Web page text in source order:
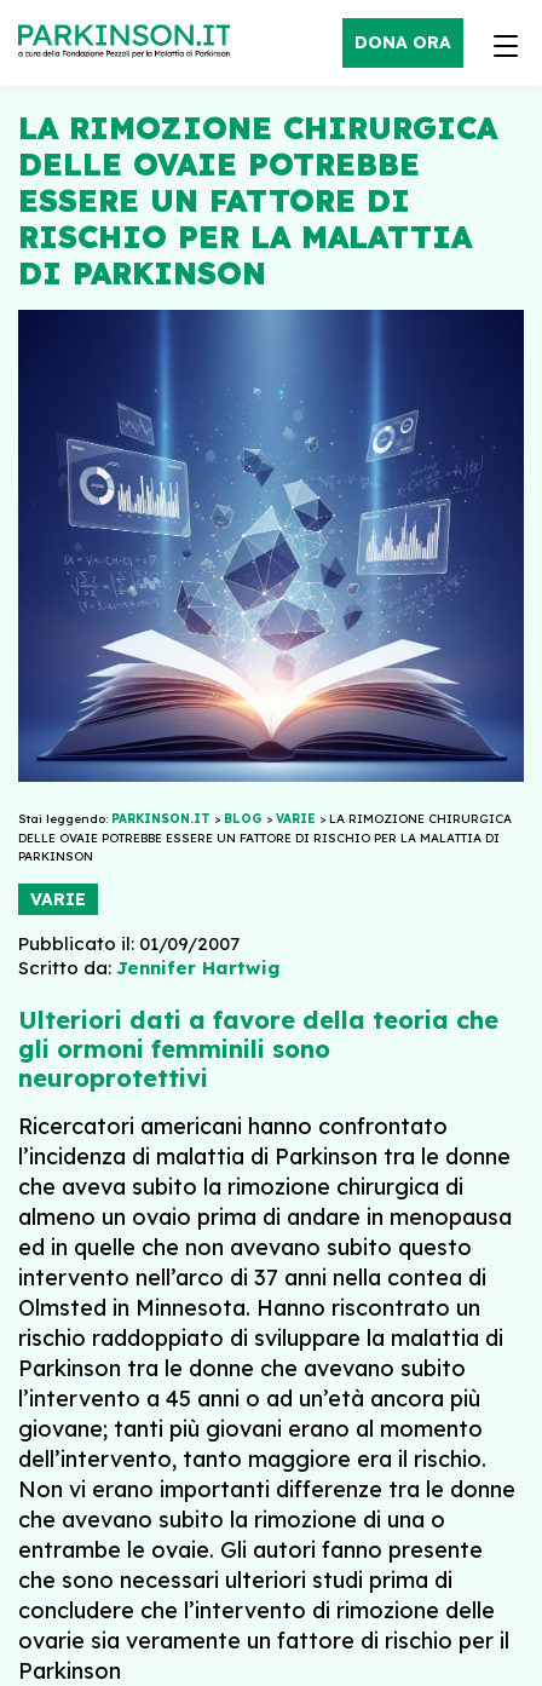
DONA ORA
LA RIMOZIONE CHIRURGICA
DELLE OVAIE POTREBBE
ESSERE UN FATTORE DI
RISCHIO PER LA MALATTIA
DI PARKINSON
Stai leggendo: PARKINSON.IT > BLOG > VARIE > LA RIMOZIONE CHIRURGICA
DELLE OVAIE POTREBBE ESSERE UN FATTORE DI RISCHIO PER LA MALATTIA DI
PARKINSON
VARIE
Pubblicato il: 01/09/2007
Scritto da: Jennifer Hartwig
Ulteriori dati a favore della teoria che
gli ormoni femminili sono
neuroprotettivi
Ricercatori americani hanno confrontato
l’incidenza di malattia di Parkinson tra le donne
che aveva subito la rimozione chirurgica di
almeno un ovaio prima di andare in menopausa
ed in quelle che non avevano subito questo
intervento nell’arco di 37 anni nella contea di
Olmsted in Minnesota. Hanno riscontrato un
rischio raddoppiato di sviluppare la malattia di
Parkinson tra le donne che avevano subito
l’intervento a 45 anni o ad un’età ancora più
giovane; tanti più giovani erano al momento
dell’intervento, tanto maggiore era il rischio.
Non vi erano importanti differenze tra le donne
che avevano subito la rimozione di una o
entrambe le ovaie. Gli autori fanno presente
che sono necessari ulteriori studi prima di
concludere che l’intervento di rimozione delle
ovarie sia veramente un fattore di rischio per il
Parkinson